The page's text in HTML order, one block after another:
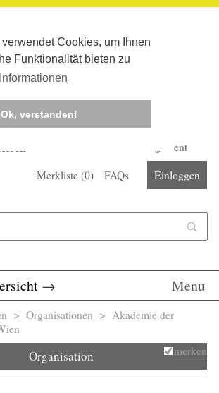
Cookies, um Ihnen
Funktionalität bieten zu
Ok, verstanden!
Corona-Management
Merkliste (0) FAQs Einloggen
→ Menu
> Organisationen > Akademie der
Organisation merken